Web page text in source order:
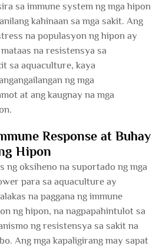
sa immune system ng mga hipon
kahinaan sa mga sakit. Ang
na populasyon ng hipon ay
na resistensya sa
sa aquaculture, kaya
ng mga
at ang kaugnay na mga
Response at Buhay
Hipon
ng oksiheno na suportado ng mga
para sa aquaculture ay
na paggana ng immune
ng hipon, na nagpapahintulot sa
ng resistensya sa sakit na
Ang mga kapaligirang may sapat